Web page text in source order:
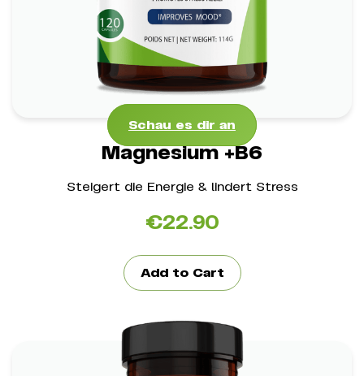
Schau es dir an
Förderung der Knochengesundheit
Schau es dir an
Magnesium +B6
Steigert die Energie & lindert Stress
€22.90
Add to Cart